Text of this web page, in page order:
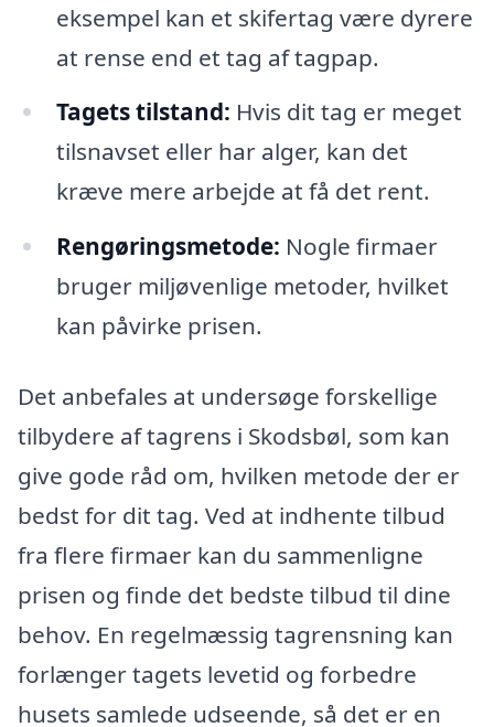
eksempel kan et skifertag være dyrere
at rense end et tag af tagpap.
Tagets tilstand: Hvis dit tag er meget
tilsnavset eller har alger, kan det
kræve mere arbejde at få det rent.
Rengøringsmetode: Nogle firmaer
bruger miljøvenlige metoder, hvilket
kan påvirke prisen.
Det anbefales at undersøge forskellige
tilbydere af tagrens i Skodsbøl, som kan
give gode råd om, hvilken metode der er
bedst for dit tag. Ved at indhente tilbud
fra flere firmaer kan du sammenligne
prisen og finde det bedste tilbud til dine
behov. En regelmæssig tagrensning kan
forlænger tagets levetid og forbedre
husets samlede udseende, så det er en